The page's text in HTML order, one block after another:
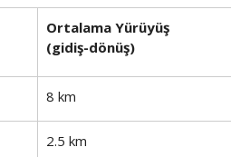
Ortalama Yürüyüş
(gidiş-dönüş)
8 km
2.5 km